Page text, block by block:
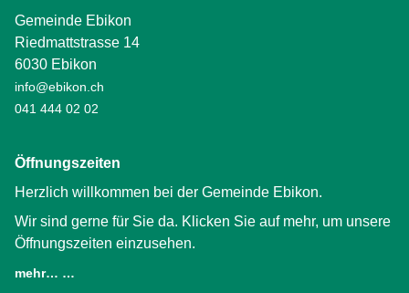
Gemeinde Ebikon
Riedmattstrasse 14
6030 Ebikon
info@ebikon.ch
041 444 02 02
Öffnungszeiten
Herzlich willkommen bei der Gemeinde Ebikon.
Wir sind gerne für Sie da. Klicken Sie auf mehr, um unsere
Öffnungszeiten einzusehen.
mehr… …